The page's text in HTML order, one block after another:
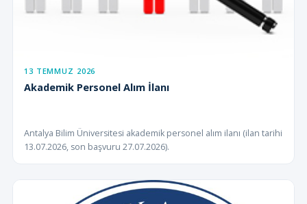
13 TEMMUZ 2026
Akademik Personel Alım İlanı
Antalya Bilim Üniversitesi akademik personel alım ilanı (ilan tarihi
13.07.2026, son başvuru 27.07.2026).